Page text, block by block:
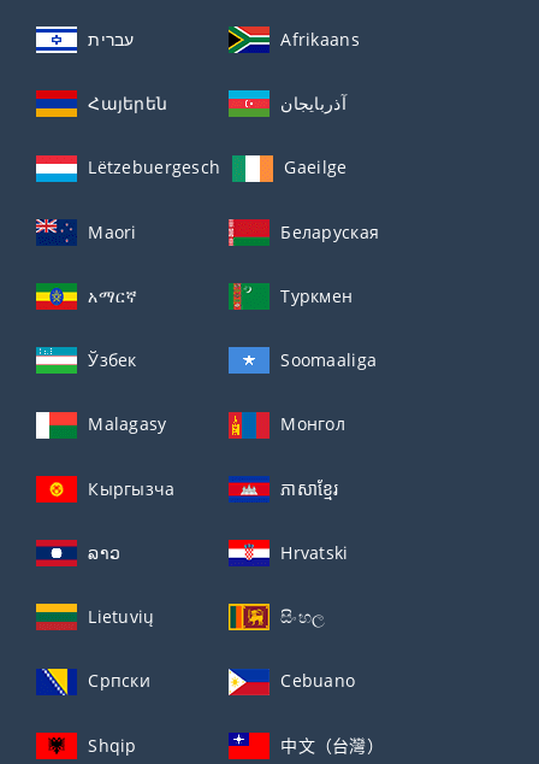
עברית Afrikaans
Հայերեն آذربايجان
Lëtzebuergesch Gaeilge
Maori Беларуская
አማርኛ Туркмен
Ўзбек Soomaaliga
Malagasy Монгол
Кыргызча ភាសាខ្មែរ
ລາວ Hrvatski
Lietuvių සිංහල
Српски Cebuano
Shqip 中文（台灣）